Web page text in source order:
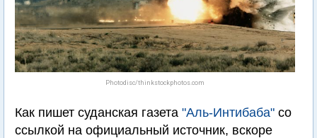
Photodisc/thinkstockphotos.com
Как пишет суданская газета "Аль-Интибаба" со
ссылкой на официальный источник, вскоре